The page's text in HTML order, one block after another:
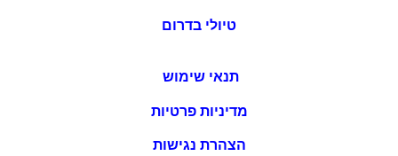
טיולי בדרום
תנאי שימוש
מדיניות פרטיות
הצהרת נגישות